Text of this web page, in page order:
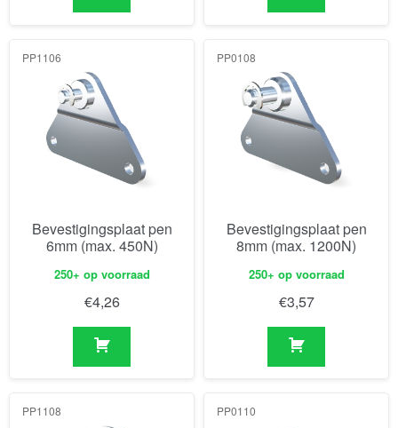
PP1106
Bevestigingsplaat pen
6mm (max. 450N)
250+ op voorraad
€4,26
PP0108
Bevestigingsplaat pen
8mm (max. 1200N)
250+ op voorraad
€3,57
PP1108 PP0110